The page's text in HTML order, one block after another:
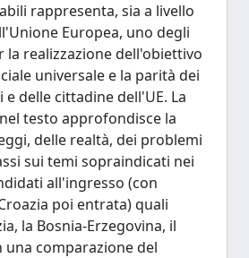
rappresenta, sia a livello
Europea, uno degli
la realizzazione dell'obiettivo
universale e la parità dei
delle cittadine dell'UE. La
testo approfondisce la
delle realtà, dei problemi
sui temi sopraindicati nei
all'ingresso (con
poi entrata) quali
la Bosnia-Erzegovina, il
comparazione del